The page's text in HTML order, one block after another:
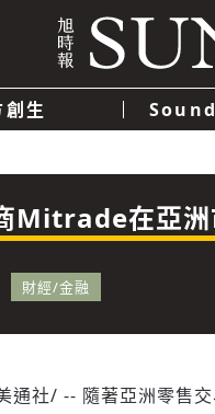
生
Mitrade在亞
財經/金融
通社/ -- 隨著亞洲零售